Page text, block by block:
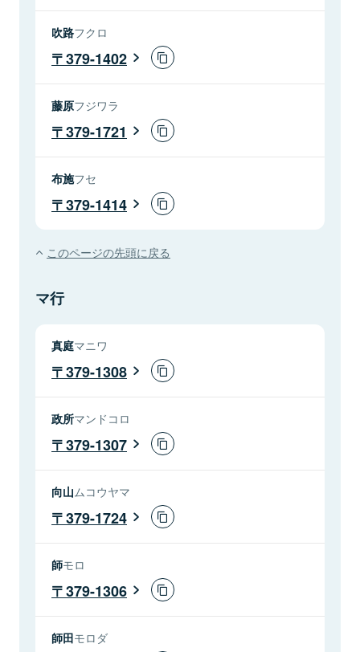
吹路フクロ
379-1402
藤原フジワラ
379-1721
布施フセ
379-1414
このページの先頭に戻る
マ行
真庭マニワ
379-1308
政所マンドコロ
379-1307
向山 ムコウヤマ
379-1724
師モロ
379-1306
師田モロダ